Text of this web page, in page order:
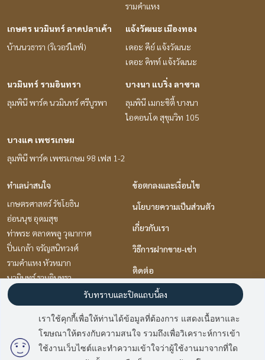
มี2คนกำลังดูประกาศนี้
รามคำแหง
เกษตร นวมินทร์ ลาดปลาเค้า
บ้านนวธารา (ริเวอร์ไลฟ์)
แจ้งวัฒนะ เมืองทอง
เดอะ คีย์ แจ้งวัฒนะ
เดอะ คิทท์ แจ้งวัฒนะ
นวมินทร์ รามอินทรา
ลุมพินี พาร์ค นวมินทร์ ศรีบูรพา
บางนา แบริ่ง ลาซาล
ลุมพินี เมกะซิตี้ บางนา
ไอคอนโด สุขุมวิท 105
บางแค เพชรเกษม
ลุมพินี พาร์ค เพชรเกษม 98 เฟส 1-2
ทำเลน่าสนใจ
เกษตรศาสตร์ รัชโยธิน
อ่อนนุช อุดมสุข
ท่าพระ ตลาดพลู วุฒากาศ
ปิ่นเกล้า จรัญสนิทวงศ์
รามคำแหง หัวหมาก
นวมินทร์ รามอินทรา
พัฒนาการ ศรีนครินทร์
พระราม 9 เพชรบุรีตัดใหม่ RCA
ลาดพร้าว101 แฮปปี้แลนด์
แจ้งวัฒนะ เมืองทอง
ข้อตกลงและเงื่อนไข
นโยบายความเป็นส่วนตัว
เกี่ยวกับเรา
วิธีการฝากขาย-เช่า
ติดต่อ
เราใช้คุกกี้เพื่อให้ท่านได้ข้อมูลที่ต้องการ แสดงเนื้อหาและ
โฆษณาให้ตรงกับความสนใจ รวมถึงเพื่อวิเคราะห์การเข้า
ใช้งานเว็บไซต์และทำความเข้าใจว่าผู้ใช้งานมาจากที่ใด
รับทราบและปิดแถบนี้ลง